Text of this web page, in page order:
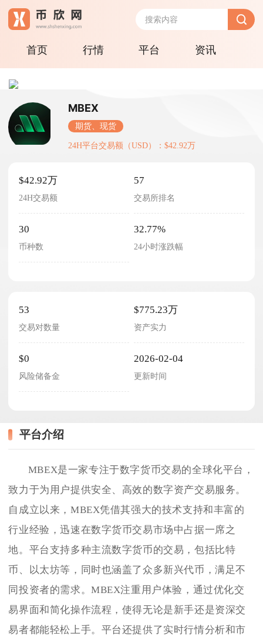
首页 行情 平台 资讯
MBEX
期货、现货
24H平台交易额（USD）：$42.92万
$42.92万
24H交易额
57
交易所排名
30
币种数
32.77%
24小时涨跌幅
53
交易对数量
$775.23万
资产实力
$0
风险储备金
2026-02-04
更新时间
平台介绍
MBEX是一家专注于数字货币交易的全球化平台，
致力于为用户提供安全、高效的数字资产交易服务。
自成立以来，MBEX凭借其强大的技术支持和丰富的
行业经验，迅速在数字货币交易市场中占据一席之
地。平台支持多种主流数字货币的交易，包括比特
币、以太坊等，同时也涵盖了众多新兴代币，满足不
同投资者的需求。MBEX注重用户体验，通过优化交
易界面和简化操作流程，使得无论是新手还是资深交
易者都能轻松上手。平台还提供了实时行情分析和市